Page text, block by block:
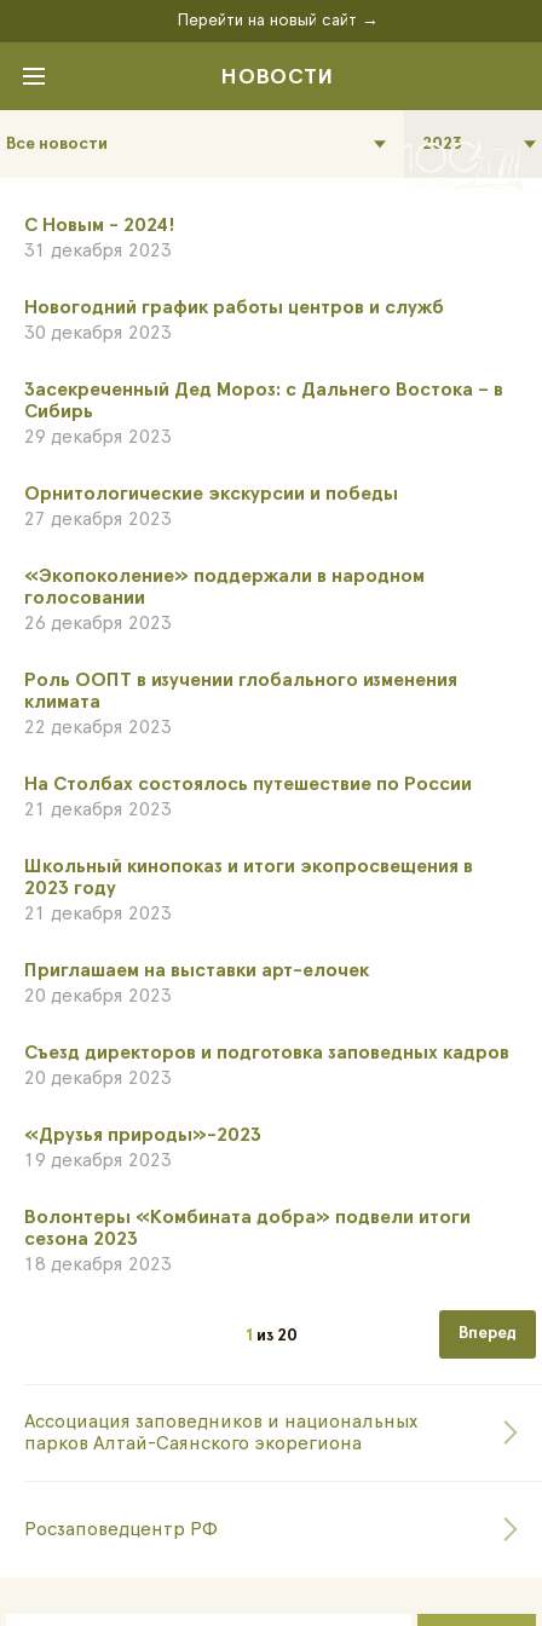
Перейти на новый сайт →
НОВОСТИ
Все новости 2023
С Новым - 2024!
31 декабря 2023
​Новогодний график работы центров и служб
30 декабря 2023
​Засекреченный Дед Мороз: с Дальнего Востока – в
Сибирь
29 декабря 2023
Орнитологические экскурсии и победы
27 декабря 2023
​«Экопоколение» поддержали в народном
голосовании
26 декабря 2023
​Роль ООПТ в изучении глобального изменения
климата
22 декабря 2023
​На Столбах состоялось путешествие по России
21 декабря 2023
​Школьный кинопоказ и итоги экопросвещения в
2023 году
21 декабря 2023
Приглашаем на выставки арт-елочек
20 декабря 2023
​Съезд директоров и подготовка заповедных кадров
20 декабря 2023
«Друзья природы»-2023
19 декабря 2023
​Волонтеры «Комбината добра» подвели итоги
сезона 2023
18 декабря 2023
1 из 20
Ассоциация заповедников и национальных
парков Алтай-Саянского экорегиона
Росзаповедцентр РФ